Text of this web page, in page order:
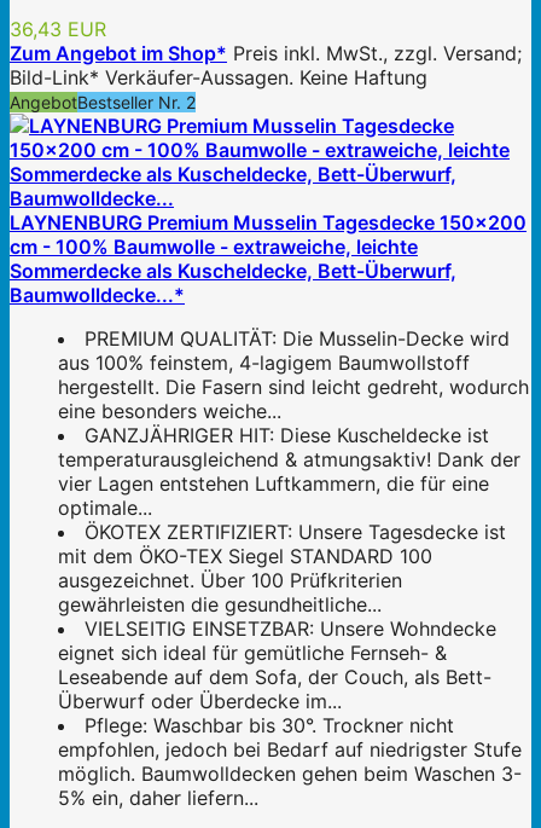
36,43 EUR
Zum Angebot im Shop* Preis inkl. MwSt., zzgl. Versand;
Bild-Link* Verkäufer-Aussagen. Keine Haftung
AngebotBestseller Nr. 2
LAYNENBURG Premium Musselin Tagesdecke 150x200
cm - 100% Baumwolle - extraweiche, leichte
Sommerdecke als Kuscheldecke, Bett-Überwurf,
Baumwolldecke...*
PREMIUM QUALITÄT: Die Musselin-Decke wird
aus 100% feinstem, 4-lagigem Baumwollstoff
hergestellt. Die Fasern sind leicht gedreht, wodurch
eine besonders weiche...
GANZJÄHRIGER HIT: Diese Kuscheldecke ist
temperaturausgleichend & atmungsaktiv! Dank der
vier Lagen entstehen Luftkammern, die für eine
optimale...
ÖKOTEX ZERTIFIZIERT: Unsere Tagesdecke ist
mit dem ÖKO-TEX Siegel STANDARD 100
ausgezeichnet. Über 100 Prüfkriterien
gewährleisten die gesundheitliche...
VIELSEITIG EINSETZBAR: Unsere Wohndecke
eignet sich ideal für gemütliche Fernseh- &
Leseabende auf dem Sofa, der Couch, als Bett-
Überwurf oder Überdecke im...
Pflege: Waschbar bis 30°. Trockner nicht
empfohlen, jedoch bei Bedarf auf niedrigster Stufe
möglich. Baumwolldecken gehen beim Waschen 3-
5% ein, daher liefern...